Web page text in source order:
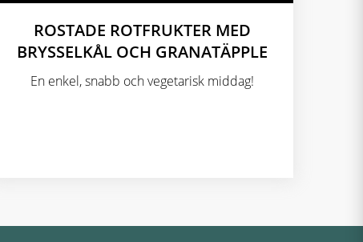
ROSTADE ROTFRUKTER MED
BRYSSELKÅL OCH GRANATÄPPLE
En enkel, snabb och vegetarisk middag!